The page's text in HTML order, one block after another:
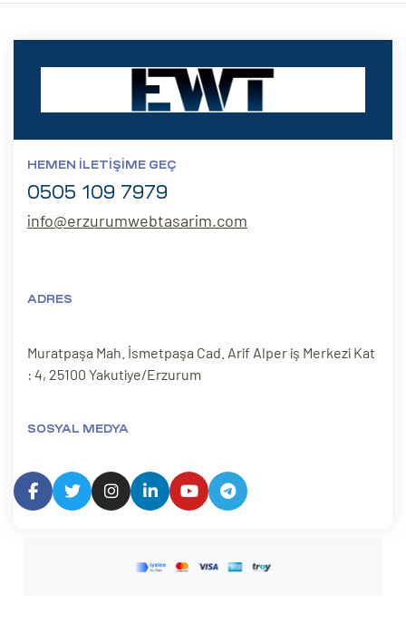
HEMEN İLETIŞIME GEÇ
0505 109 7979
info@erzurumwebtasarim.com
ADRES
Muratpaşa Mah. İsmetpaşa Cad. Arif Alper iş Merkezi Kat
: 4, 25100 Yakutiye/Erzurum
SOSYAL MEDYA